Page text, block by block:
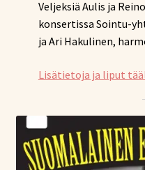
Veljeksiä Aulis ja
konsertissa Sointu-
ja Ari Hakulinen,
Lisätietoja ja liput